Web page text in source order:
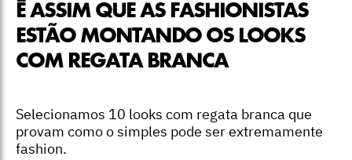
É ASSIM QUE AS FASHIONISTAS
ESTÃO MONTANDO OS LOOKS
COM REGATA BRANCA
Selecionamos 10 looks com regata branca que
provam como o simples pode ser extremamente
fashion.